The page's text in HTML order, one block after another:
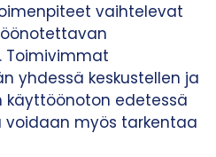
vaihtelevat
Toimivimmat
yhdessä keskustellen ja
käyttöönoton edetessä
myös tarkentaa